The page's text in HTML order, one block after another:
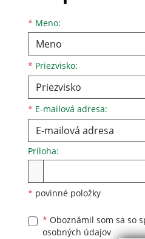
* Meno:
Meno
* Priezvisko:
Priezvisko
* E-mailová adresa:
E-mailová adresa
Príloha:
* povinné položky
* Oboznámil som sa so
osobných údajov